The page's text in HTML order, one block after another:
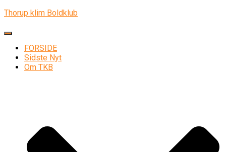
Thorup klim Boldklub
Skift navigation
FORSIDE
Sidste Nyt
Om TKB